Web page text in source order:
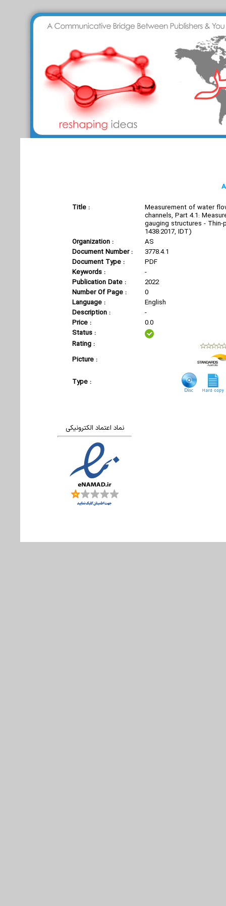
Title :
Measurement of water
channels, Part 4.1:
gauging structures -
1438:2017, IDT)
Organization :
AS
Document Number :
3778.4.1
Document Type :
PDF
Keywords :
-
Publication Date :
2022
Number Of Page :
0
Language :
English
Description :
-
Price :
0.0
Status :
Rating :
Picture :
Type :
نماد اعتماد الکترونیکی